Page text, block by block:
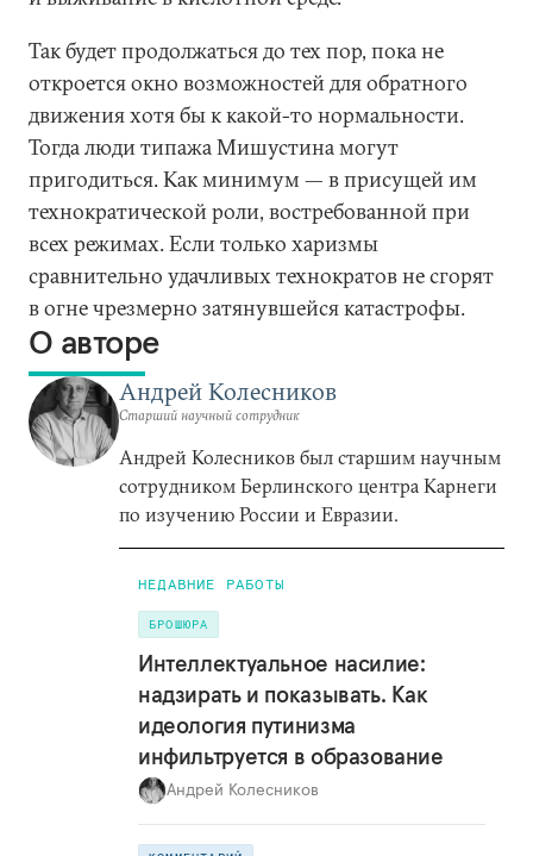
Так будет продолжаться до тех пор, пока не
откроется окно возможностей для обратного
движения хотя бы к какой-то нормальности.
Тогда люди типажа Мишустина могут
пригодиться. Как минимум — в присущей им
технократической роли, востребованной при
всех режимах. Если только харизмы
сравнительно удачливых технократов не сгорят
в огне чрезмерно затянувшейся катастрофы.
О авторе
Андрей Колесников
Старший научный сотрудник
Андрей Колесников был старшим научным
сотрудником Берлинского центра Карнеги
по изучению России и Евразии.
НЕДАВНИЕ РАБОТЫ
БРОШЮРА
Интеллектуальное насилие:
надзирать и показывать. Как
идеология путинизма
инфильтруется в образование
Андрей Колесников